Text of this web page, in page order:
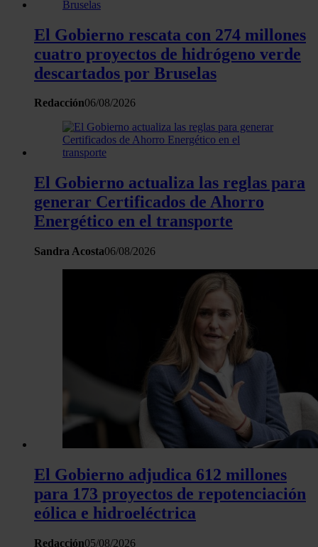
El Gobierno rescata con 274 millones
cuatro proyectos de hidrógeno verde
descartados por Bruselas
Redacción06/08/2026
El Gobierno actualiza las reglas para
generar Certificados de Ahorro
Energético en el transporte
Sandra Acosta06/08/2026
El Gobierno adjudica 612 millones
para 173 proyectos de repotenciación
eólica e hidroeléctrica
Redacción05/08/2026